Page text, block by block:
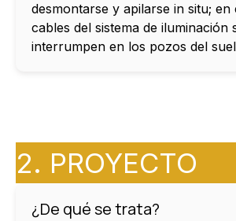
desmontarse y apilarse in situ; en
cables del sistema de iluminación
interrumpen en los pozos del
2. PROYECTO
¿De qué se trata?